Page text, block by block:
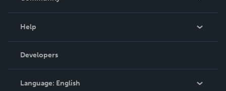
Podcast
Help
Order Lookup
Knowledge Base
Contact Support
Developers
Language: English